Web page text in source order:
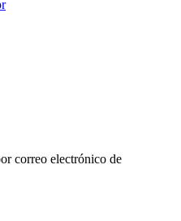
correo electrónico de